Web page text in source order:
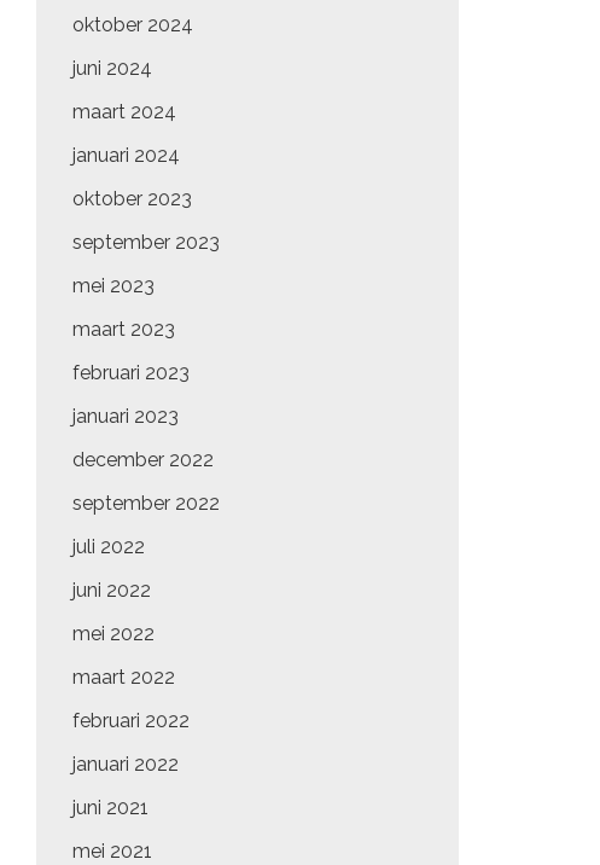
oktober 2024
juni 2024
maart 2024
januari 2024
oktober 2023
september 2023
mei 2023
maart 2023
februari 2023
januari 2023
december 2022
september 2022
juli 2022
juni 2022
mei 2022
maart 2022
februari 2022
januari 2022
juni 2021
mei 2021